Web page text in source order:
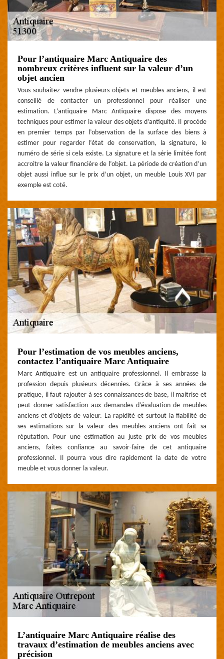
Pour l’antiquaire Marc Antiquaire des
nombreux critères influent sur la valeur d’un
objet ancien
Vous souhaitez vendre plusieurs objets et meubles anciens, il est
conseillé de contacter un professionnel pour réaliser une
estimation. L’antiquaire Marc Antiquaire dispose des moyens
techniques pour estimer la valeur des objets d’antiquité. Il procède
en premier temps par l’observation de la surface des biens à
estimer pour regarder l’état de conservation, la signature, le
numéro de série si cela existe. La signature et la série limitée font
accroitre la valeur financière de l’objet. La période de création d’un
objet aussi influe sur le prix d’un objet, un meuble Louis XVI par
exemple est coté.
Pour l’estimation de vos meubles anciens,
contactez l’antiquaire Marc Antiquaire
Marc Antiquaire est un antiquaire professionnel. Il embrasse la
profession depuis plusieurs décennies. Grâce à ses années de
pratique, il faut rajouter à ses connaissances de base, il maitrise et
peut donner satisfaction aux demandes d’évaluation de meubles
anciens et d’objets de valeur. La rapidité et surtout la fiabilité de
ses estimations sur la valeur des meubles anciens ont fait sa
réputation. Pour une estimation au juste prix de vos meubles
anciens, faites confiance au savoir-faire de cet antiquaire
professionnel. Il pourra vous dire rapidement la date de votre
meuble et vous donner la valeur.
L’antiquaire Marc Antiquaire réalise des
travaux d’estimation de meubles anciens avec
précision